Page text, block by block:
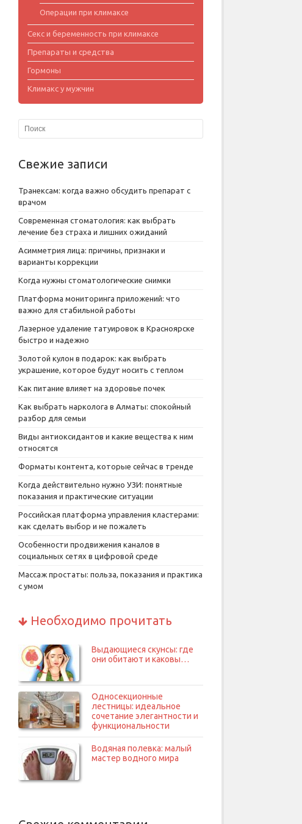
Операции при климаксе
Секс и беременность при климаксе
Препараты и средства
Гормоны
Климакс у мужчин
Свежие записи
Транексам: когда важно обсудить препарат с
врачом
Современная стоматология: как выбрать
лечение без страха и лишних ожиданий
Асимметрия лица: причины, признаки и
варианты коррекции
Когда нужны стоматологические снимки
Платформа мониторинга приложений: что
важно для стабильной работы
Лазерное удаление татуировок в Красноярске
быстро и надежно
Золотой кулон в подарок: как выбрать
украшение, которое будут носить с теплом
Как питание влияет на здоровье почек
Как выбрать нарколога в Алматы: спокойный
разбор для семьи
Виды антиоксидантов и какие вещества к ним
относятся
Форматы контента, которые сейчас в тренде
Когда действительно нужно УЗИ: понятные
показания и практические ситуации
Российская платформа управления кластерами:
как сделать выбор и не пожалеть
Особенности продвижения каналов в
социальных сетях в цифровой среде
Массаж простаты: польза, показания и практика
с умом
Необходимо прочитать
Выдающиеся скунсы: где
они обитают и каковы…
Односекционные
лестницы: идеальное
сочетание элегантности и
функциональности
Водяная полевка: малый
мастер водного мира